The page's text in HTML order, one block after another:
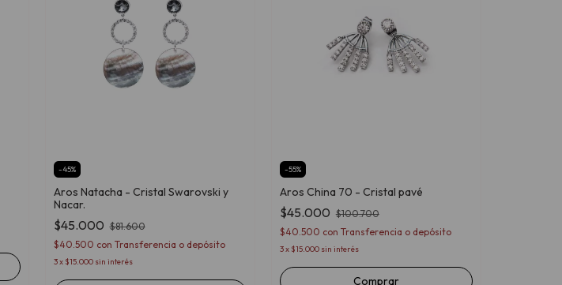
-45%
Aros Natacha - Cristal Swarovski y
Nacar.
$45.000 $81.600
$40.500 con Transferencia o depósito
3x $15.000 sin interés
-55%
Aros China 70 - Cristal pavé
$45.000 $100.700
$40.500 con Transferencia o depósito
3x $15.000 sin interés